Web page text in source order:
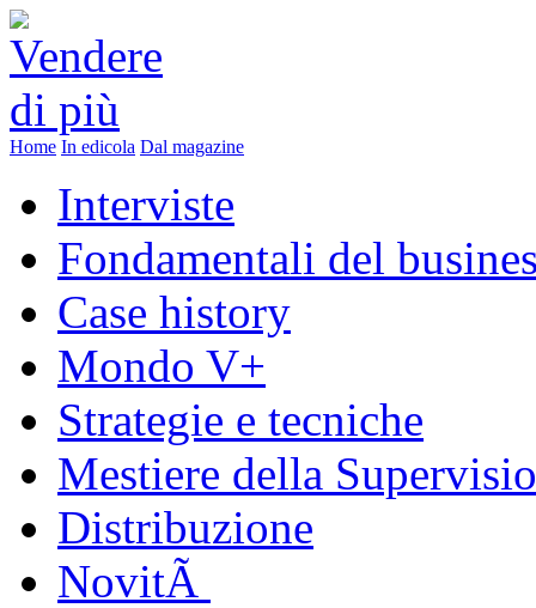
Home In edicola Dal magazine
Interviste
Fondamentali del
Case history
Mondo V+
Strategie e tecniche
Mestiere della
Distribuzione
NovitÃ